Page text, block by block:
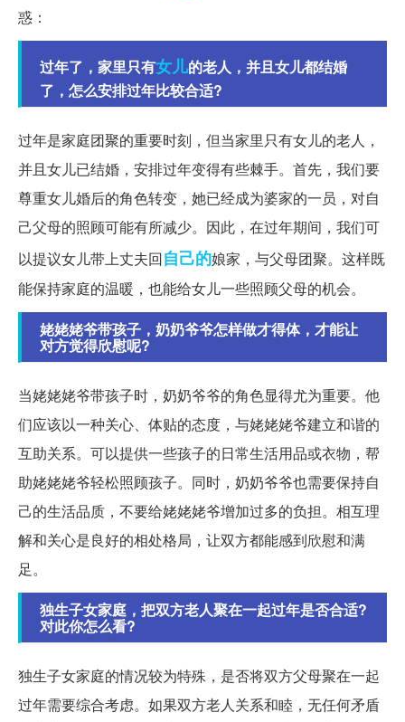
惑：
过年了，家里只有女儿的老人，并且女儿都结婚
了，怎么安排过年比较合适?
过年是家庭团聚的重要时刻，但当家里只有女儿的老人，
并且女儿已结婚，安排过年变得有些棘手。首先，我们要
尊重女儿婚后的角色转变，她已经成为婆家的一员，对自
己父母的照顾可能有所减少。因此，在过年期间，我们可
以提议女儿带上丈夫回自己的娘家，与父母团聚。这样既
能保持家庭的温暖，也能给女儿一些照顾父母的机会。
姥姥姥爷带孩子，奶奶爷爷怎样做才得体，才能让
对方觉得欣慰呢?
当姥姥姥爷带孩子时，奶奶爷爷的角色显得尤为重要。他
们应该以一种关心、体贴的态度，与姥姥姥爷建立和谐的
互助关系。可以提供一些孩子的日常生活用品或衣物，帮
助姥姥姥爷轻松照顾孩子。同时，奶奶爷爷也需要保持自
己的生活品质，不要给姥姥姥爷增加过多的负担。相互理
解和关心是良好的相处格局，让双方都能感到欣慰和满
足。
独生子女家庭，把双方老人聚在一起过年是否合适?
对此你怎么看?
独生子女家庭的情况较为特殊，是否将双方父母聚在一起
过年需要综合考虑。如果双方老人关系和睦，无任何矛盾